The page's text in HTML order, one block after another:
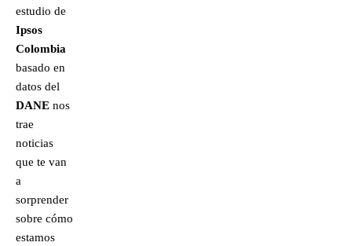
estudio de
Ipsos
Colombia
basado en
datos del
DANE nos
trae
noticias
que te van
a
sorprender
sobre cómo
estamos